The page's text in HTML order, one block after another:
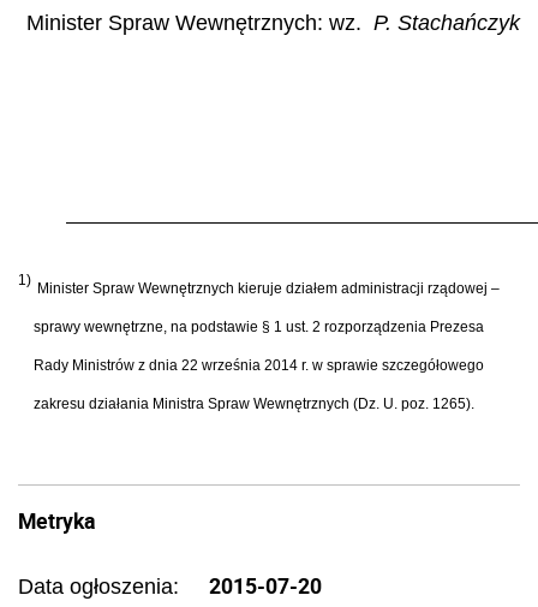
Minister Spraw Wewnętrznych: wz. P. Stachańczyk
1) Minister Spraw Wewnętrznych kieruje działem administracji rządowej –
sprawy wewnętrzne, na podstawie § 1 ust. 2 rozporządzenia Prezesa
Rady Ministrów z dnia 22 września 2014 r. w sprawie szczegółowego
zakresu działania Ministra Spraw Wewnętrznych (Dz. U. poz. 1265).
Metryka
Data ogłoszenia: 2015-07-20